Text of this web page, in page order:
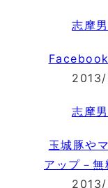
志摩
志摩
玉城豚や
アップ－